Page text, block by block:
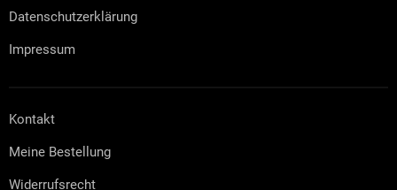
Datenschutzerklärung
Impressum
Kontakt
Meine Bestellung
Widerrufsrecht